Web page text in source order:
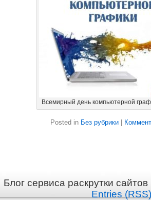
Всемирный день компьютерной
Posted in Без рубрики
Блог сервиса раскрутки
Entries (RSS)